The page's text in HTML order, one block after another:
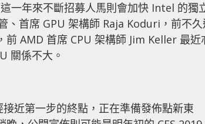
一年來不斷招募人馬則會加快 Intel 的獨
、首席 GPU 架構師 Raja Koduri，前不
AMD 首席 CPU 架構師 Jim Keller 最近
關係不大。
近第一步的終點，正在準備發佈點新東